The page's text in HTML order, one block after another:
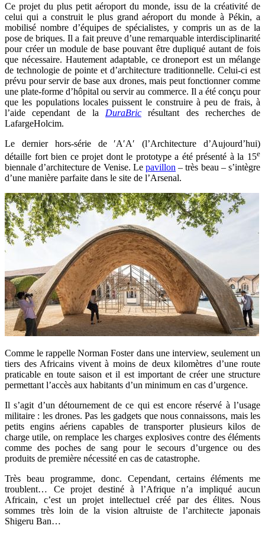
Ce projet du plus petit aéroport du monde, issu de la créativité de
celui qui a construit le plus grand aéroport du monde à Pékin, a
mobilisé nombre d’équipes de spécialistes, y compris un as de la
pose de briques. Il a fait preuve d’une remarquable interdisciplinarité
pour créer un module de base pouvant être dupliqué autant de fois
que nécessaire. Hautement adaptable, ce droneport est un mélange
de technologie de pointe et d’architecture traditionnelle. Celui-ci est
prévu pour servir de base aux drones, mais peut fonctionner comme
une plate-forme d’hôpital ou servir au commerce. Il a été conçu pour
que les populations locales puissent le construire à peu de frais, à
l’aide cependant de la DuraBric
résultant des recherches de
LafargeHolcim.
Le dernier hors-série de ′A′A′ (l’Architecture d’Aujourd’hui)
détaille fort bien ce projet dont le prototype a été présenté à la 15e
biennale d’architecture de Venise. Le pavillon – très beau – s’intègre
d’une manière parfaite dans le site de l’Arsenal.
Comme le rappelle Norman Foster dans une interview, seulement un
tiers des Africains vivent à moins de deux kilomètres d’une route
praticable en toute saison et il est important de créer une structure
permettant l’accès aux habitants d’un minimum en cas d’urgence.
Il s’agit d’un détournement de ce qui est encore réservé à l’usage
militaire : les drones. Pas les gadgets que nous connaissons, mais les
petits engins aériens capables de transporter plusieurs kilos de
charge utile, on remplace les charges explosives contre des éléments
comme des poches de sang pour le secours d’urgence ou des
produits de première nécessité en cas de catastrophe.
Très beau programme, donc. Cependant, certains éléments me
troublent… Ce projet destiné à l’Afrique n’a impliqué aucun
Africain, c’est un projet intellectuel créé par des élites. Nous
sommes très loin de la vision altruiste de l’architecte japonais
Shigeru Ban…